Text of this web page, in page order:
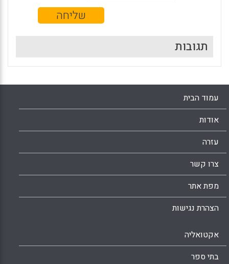
תגובות
עמוד הבית
אודות
עזרה
צרו קשר
מפת אתר
הצהרת נגישות
אקטואליה
בתי ספר